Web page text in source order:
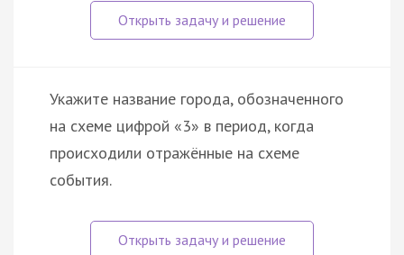
Укажите название города, обозначенного
на схеме цифрой «3» в период, когда
происходили отражённые на схеме
события.